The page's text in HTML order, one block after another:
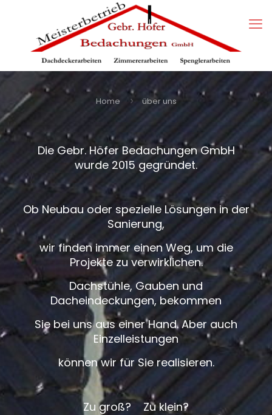
Home über uns
Die Gebr. Höfer Bedachungen GmbH
wurde 2015 gegründet.
Ob Neubau oder spezielle Lösungen in der
Sanierung,
wir finden immer einen Weg, um die
Projekte zu verwirklichen.
Dachstühle, Gauben und
Dacheindeckungen, bekommen
Sie bei uns aus einer Hand. Aber auch
Einzelleistungen
können wir für Sie realisieren.
Zu groß? Zu klein?